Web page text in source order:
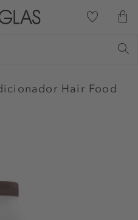
Hair Food